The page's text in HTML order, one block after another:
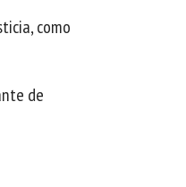
como
de